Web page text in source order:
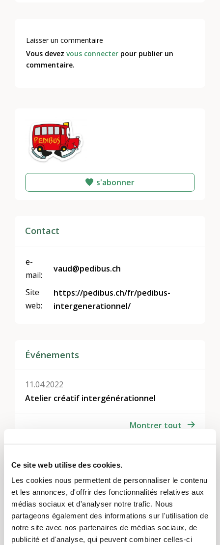
Ce site web utilise des cookies.
Les cookies nous permettent de personnaliser le contenu
et les annonces, d'offrir des fonctionnalités relatives aux
médias sociaux et d'analyser notre trafic. Nous
partageons également des informations sur l'utilisation de
notre site avec nos partenaires de médias sociaux, de
publicité et d'analyse, qui peuvent combiner celles-ci
s'abonner
Contact
e-
mail:
vaud@pedibus.ch
Site
web:
https://pedibus.ch/fr/pedibus-
intergenerationnel/
Événements
11.04.2022
Atelier créatif intergénérationnel
Montrer tout
Thèmes
Activités de loisirs et jeux,Vivre ensemble, voisinage
et quartiers, L’engagement d’utilité publique
Régions
Vaud et Fribourg
Laisser un commentaire
Vous devezvous connecter pour publier un
commentaire.